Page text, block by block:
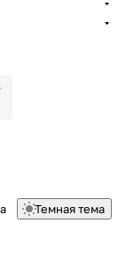
Темная тема